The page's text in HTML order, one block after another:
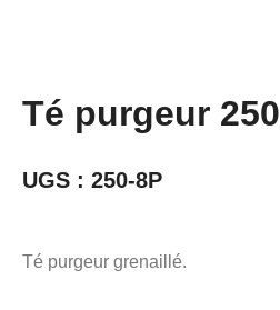
Té purgeur 250
UGS : 250-8P
Té purgeur grenaillé.